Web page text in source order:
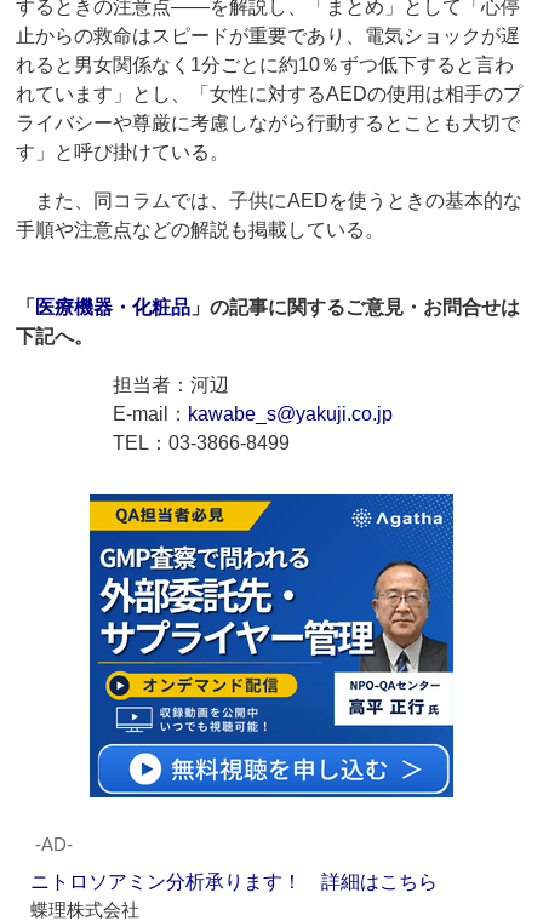
するときの注意点――を解説し、「まとめ」として「心停
止からの救命はスピードが重要であり、電気ショックが遅
れると男女関係なく1分ごとに約10％ずつ低下すると言わ
れています」とし、「女性に対するAEDの使用は相手のプ
ライバシーや尊厳に考慮しながら行動するとことも大切で
す」と呼び掛けている。
また、同コラムでは、子供にAEDを使うときの基本的な
手順や注意点などの解説も掲載している。
「 医療機器・化粧品 」の記事に関するご意見・お問合せは
下記へ。
担当者：河辺
E-mail： kawabe_s@yakuji.co.jp
TEL：03-3866-8499
‐AD‐
ニトロソアミン分析承ります！ 詳細はこちら
蝶理株式会社